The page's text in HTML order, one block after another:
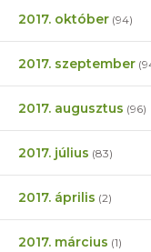
2017. október (94)
2017. szeptember
2017. augusztus (96)
2017. július (83)
2017. április (2)
2017. március (1)